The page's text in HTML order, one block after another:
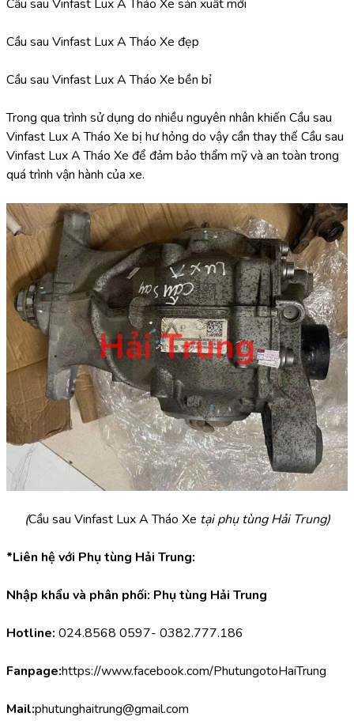
Cầu sau Vinfast Lux A Tháo Xe sản xuất mới
Cầu sau Vinfast Lux A Tháo Xe đẹp
Cầu sau Vinfast Lux A Tháo Xe bền bỉ
Trong qua trình sử dụng do nhiều nguyên nhân khiến Cầu sau
Vinfast Lux A Tháo Xe bị hư hỏng do vậy cần thay thế Cầu sau
Vinfast Lux A Tháo Xe để đảm bảo thẩm mỹ và an toàn trong
quá trình vận hành của xe.
(Cầu sau Vinfast Lux A Tháo Xe tại phụ tùng Hải Trung)
*Liên hệ với Phụ tùng Hải Trung:
Nhập khẩu và phân phối: Phụ tùng Hải Trung
Hotline: 024.8568 0597- 0382.777.186
Fanpage:https://www.facebook.com/PhutungotoHaiTrung
Mail:phutunghaitrung@gmail.com